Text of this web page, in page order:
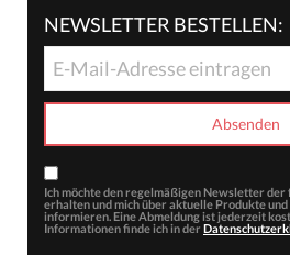
NEWSLETTER BESTELLEN:
Ich möchte den regelmäßigen Newsletter der
erhalten und mich über aktuelle Produkte
informieren. Eine Abmeldung ist jederzeit
Informationen finde ich in der